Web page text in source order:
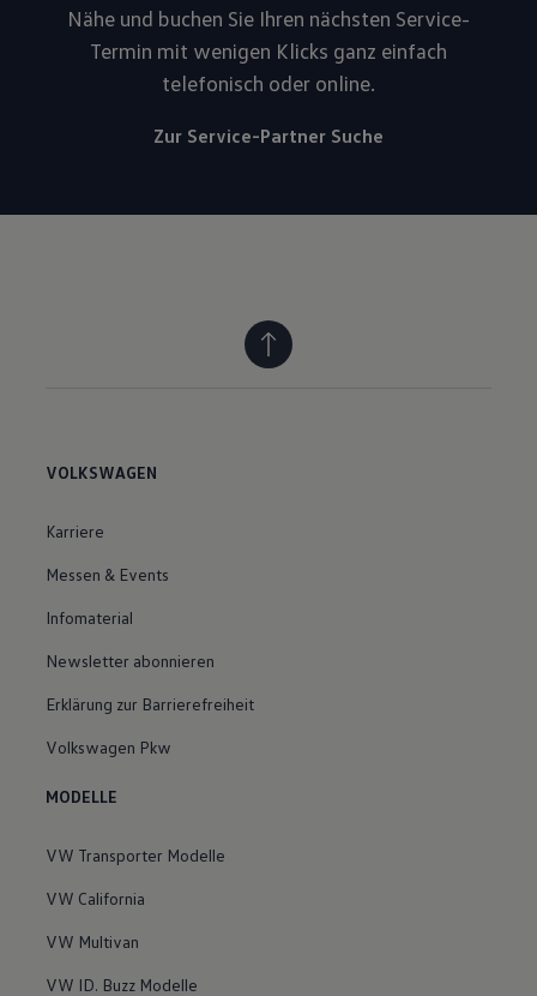
Nähe und buchen Sie Ihren nächsten Service-
Termin mit wenigen Klicks ganz einfach
telefonisch oder online.
Zur Service-Partner Suche
VOLKSWAGEN
Karriere
Messen & Events
Infomaterial
Newsletter abonnieren
Erklärung zur Barrierefreiheit
Volkswagen Pkw
MODELLE
VW Transporter Modelle
VW California
VW Multivan
VW ID. Buzz Modelle